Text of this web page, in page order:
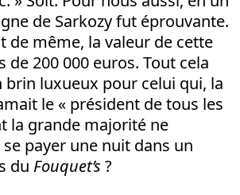
de Sarkozy fut éprouvante.
de même, la valeur de cette
de 200 000 euros. Tout cela
brin luxueux pour celui qui, la
le « président de tous les
la grande majorité ne
payer une nuit dans un
du Fouquet’s ?